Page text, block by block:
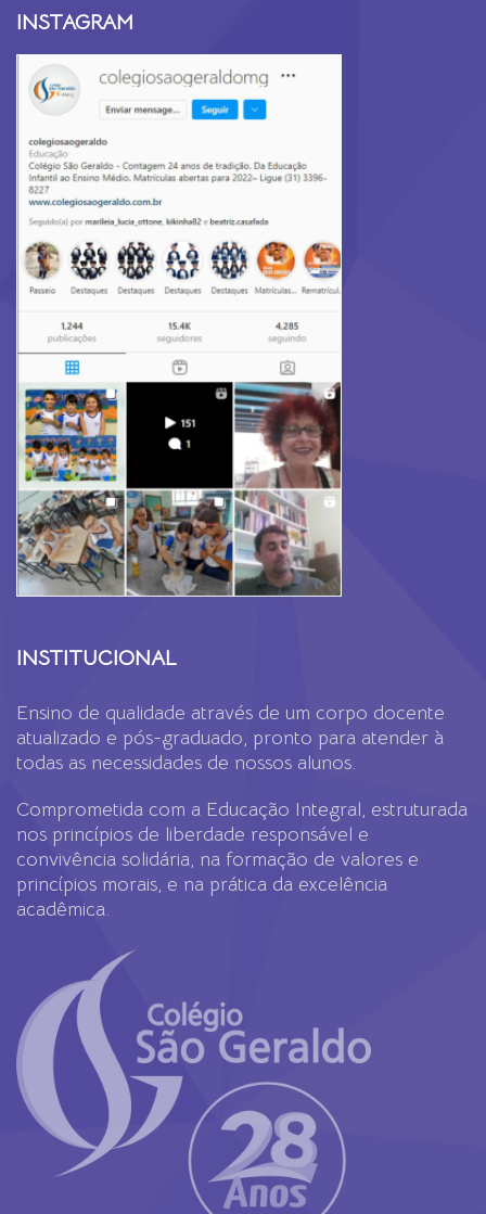
INSTAGRAM
INSTITUCIONAL
Ensino de qualidade através de um corpo docente
atualizado e pós-graduado, pronto para atender à
todas as necessidades de nossos alunos.
Comprometida com a Educação Integral, estruturada
nos princípios de liberdade responsável e
convivência solidária, na formação de valores e
princípios morais, e na prática da excelência
acadêmica.